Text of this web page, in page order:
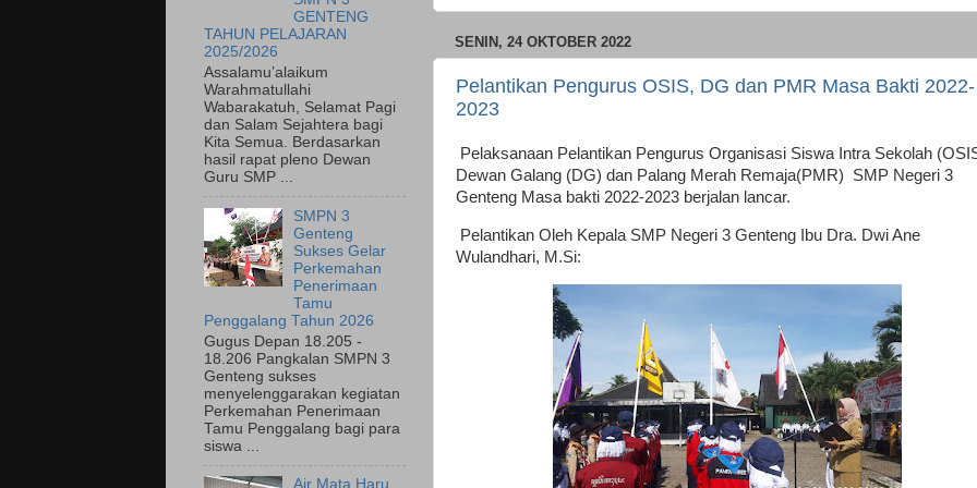
SENIN, 24 OKTOBER 2022
Pelantikan Pengurus OSIS, DG dan PMR Masa Bakti 2022-
2023
Pelaksanaan Pelantikan Pengurus Organisasi Siswa Intra Sekolah
Dewan Galang (DG) dan Palang Merah Remaja(PMR) SMP Negeri 3
Genteng Masa bakti 2022-2023 berjalan lancar.
Pelantikan Oleh Kepala SMP Negeri 3 Genteng Ibu Dra. Dwi Ane
Wulandhari, M.Si:
GENTENG
TAHUN PELAJARAN
2025/2026
Assalamu’alaikum
Warahmatullahi
Wabarakatuh, Selamat Pagi
dan Salam Sejahtera bagi
Kita Semua. Berdasarkan
hasil rapat pleno Dewan
Guru SMP ...
SMPN 3
Genteng
Sukses Gelar
Perkemahan
Penerimaan
Tamu
Penggalang Tahun 2026
Gugus Depan 18.205 -
18.206 Pangkalan SMPN 3
Genteng sukses
menyelenggarakan kegiatan
Perkemahan Penerimaan
Tamu Penggalang bagi para
siswa ...
Air Mata Haru